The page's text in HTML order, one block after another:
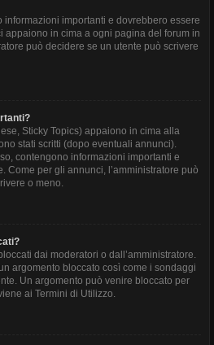
importanti e dovrebbero essere
appaiono in cima a ogni pagina del forum in
può decidere se un utente può scrivere
Sticky Topics) appaiono in cima alla
stati scritti (dopo eventuali annunci).
contengono informazioni importanti e
Come per gli annunci, l’amministratore può
o meno.
dai moderatori o dall’amministratore.
argomento bloccato così come i sondaggi
Un argomento può venire bloccato per
ai Termini di Utilizzo.